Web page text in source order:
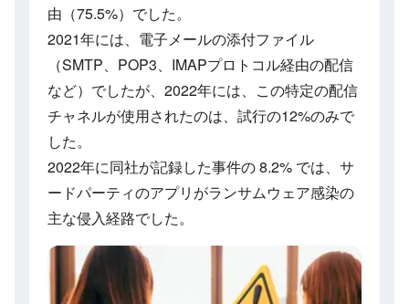
由（75.5%）でした。
2021年には、電子メールの添付ファイル
（SMTP、POP3、IMAPプロトコル経由の配信
など）でしたが、2022年には、この特定の配信
チャネルが使用されたのは、試行の12%のみで
した。
2022年に同社が記録した事件の 8.2% では、サ
ードパーティのアプリがランサムウェア感染の
主な侵入経路でした。